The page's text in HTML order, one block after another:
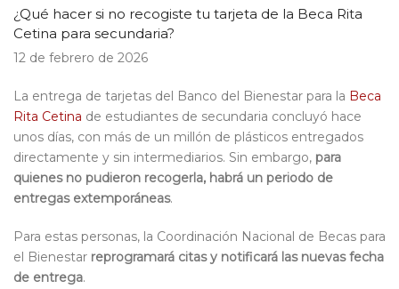
¿Qué hacer si no recogiste tu tarjeta de la Beca Rita
Cetina para secundaria?
12 de febrero de 2026
La entrega de tarjetas del Banco del Bienestar para la Beca
Rita Cetina de estudiantes de secundaria concluyó hace
unos días, con más de un millón de plásticos entregados
directamente y sin intermediarios. Sin embargo, para
quienes no pudieron recogerla, habrá un periodo de
entregas extemporáneas.
Para estas personas, la Coordinación Nacional de Becas para
el Bienestar reprogramará citas y notificará las nuevas fecha
de entrega.